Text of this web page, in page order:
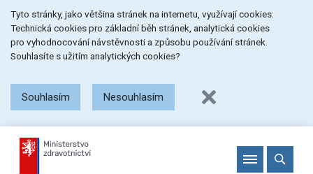
na
menu
na
obsah
na
patičku
stránky
Tyto stránky, jako většina stránek na internetu, využívají cookies:
Technická cookies pro základní běh stránek, analytická cookies
pro vyhodnocování návstěvnosti a způsobu používání stránek.
Souhlasíte s užitím analytických cookies?
Souhlasím Nesouhlasím